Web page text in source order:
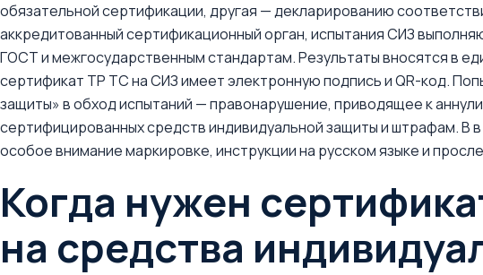
обязательной сертификации, другая — декларированию
аккредитованный сертификационный орган, испытания СИЗ
ГОСТ и межгосударственным стандартам. Результаты вносятся в
сертификат ТР ТС на СИЗ имеет электронную подпись и QR-код.
защиты» в обход испытаний — правонарушение, приводящее к
сертифицированных средств индивидуальной защиты и штрафам. В
особое внимание маркировке, инструкции на русском языке и
Когда нужен
на средства